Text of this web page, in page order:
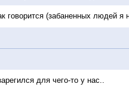
говорится (забаненных людей
для чего-то у нас..